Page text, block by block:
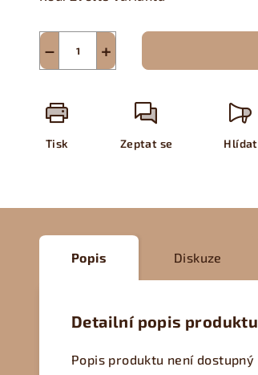
+
−
Tisk Zeptat se Hlídat
Popis Diskuze
Detailní popis produktu
Popis produktu není dostupný